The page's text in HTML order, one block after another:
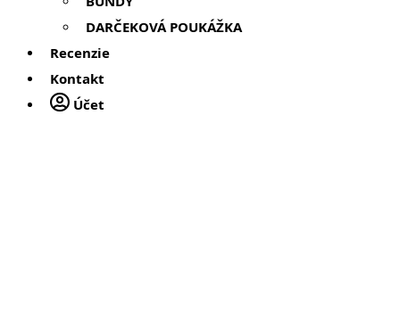
DARČEKOVÁ POUKÁŽKA
Recenzie
Kontakt
Účet